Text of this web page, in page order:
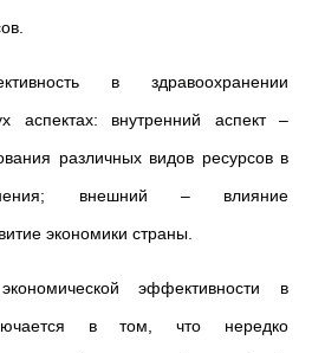
в здравоохранении
аспектах: внутренний аспект –
различных видов ресурсов в
внешний – влияние
экономики страны.
эффективности в
в том, что нередко